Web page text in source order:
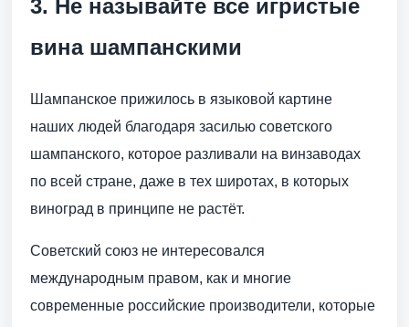
3. Не называйте все игристые
вина шампанскими
Шампанское прижилось в языковой картине
наших людей благодаря засилью советского
шампанского, которое разливали на винзаводах
по всей стране, даже в тех широтах, в которых
виноград в принципе не растёт.
Советский союз не интересовался
международным правом, как и многие
современные российские производители, которые